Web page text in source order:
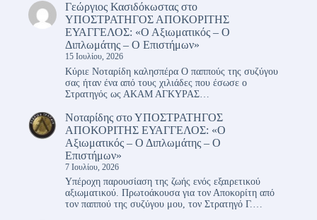
Γεώργιος Κασιδόκωστας στο
ΥΠΟΣΤΡΑΤΗΓΟΣ ΑΠΟΚΟΡΙΤΗΣ
ΕΥΑΓΓΕΛΟΣ: «Ο Αξιωματικός – Ο
Διπλωμάτης – Ο Επιστήμων»
15 Ιουλίου, 2026
Κύριε Νοταρίδη καλησπέρα Ο παππούς της συζύγου
σας ήταν ένα από τους χιλιάδες που έσωσε ο
Στρατηγός ως ΑΚΑΜ ΑΓΚΥΡΑΣ…
Νοταρίδης στοΥΠΟΣΤΡΑΤΗΓΟΣ
ΑΠΟΚΟΡΙΤΗΣ ΕΥΑΓΓΕΛΟΣ: «Ο
Αξιωματικός – Ο Διπλωμάτης – Ο
Επιστήμων»
7 Ιουλίου, 2026
Υπέροχη παρουσίαση της ζωής ενός εξαιρετικού
αξιωματικού. Πρωτοάκουσα για τον Αποκορίτη από
τον παππού της συζύγου μου, τον Στρατηγό Γ.…